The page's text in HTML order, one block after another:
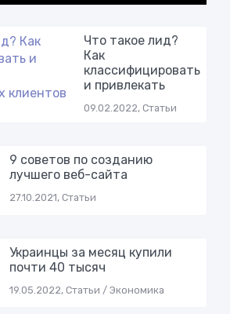
Что такое лид?
Как
классифицировать
и привлекать
09.02.2022, Статьи
9 советов по созданию
лучшего веб-сайта
27.10.2021, Статьи
Украинцы за месяц купили
почти 40 тысяч
19.05.2022, Статьи / Экономика